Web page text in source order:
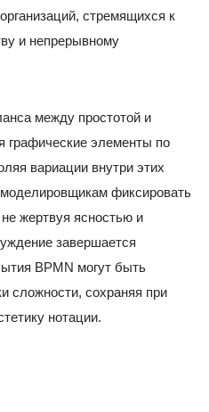
стремящихся к
и непрерывному
между простотой и
элементы по
вариации внутри этих
моделировщикам фиксировать
жертвуя ясностью и
завершается
BPMN могут быть
сложности, сохраняя при
нотации.